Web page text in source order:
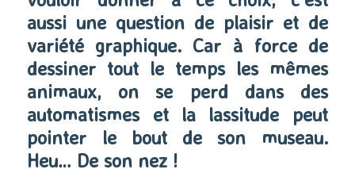
aussi une question de plaisir et de
variété graphique. Car à force de
dessiner tout le temps les mêmes
animaux, on se perd dans des
automatismes et la lassitude peut
pointer le bout de son museau.
Heu… De son nez !